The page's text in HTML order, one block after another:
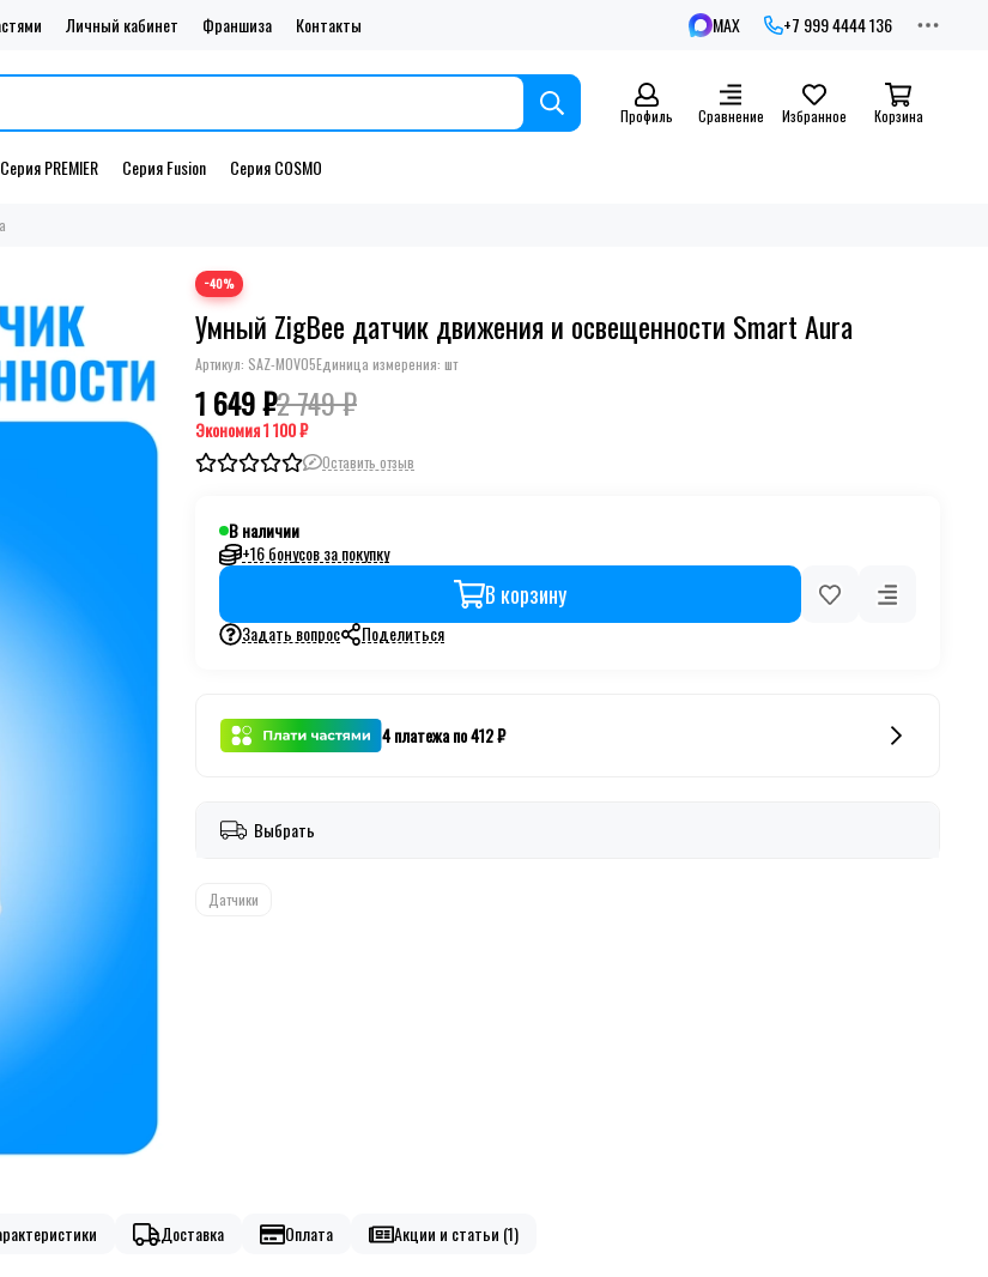
Личный кабинет Франшиза Контакты MAX +7 999 4444 136
Профиль Сравнение Избранное Корзина
Серия PREMIER Серия Fusion Серия COSMO
−40%
Умный ZigBee датчик движения и освещенности Smart Aura
Артикул: SAZ-MOV05Единица измерения: шт
1 649 ₽2 749 ₽
Экономия1 100 ₽
Оставить отзыв
В наличии
+16 бонусов за покупку
В корзину
Задать вопрос Поделиться
4 платежа по 412 ₽
Выбрать
Датчики
Доставка Оплата Акции и статьи (1)